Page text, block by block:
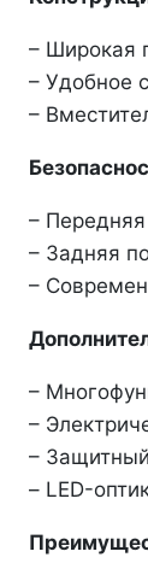
– Широкая
– Удобное
–
–
– Задняя
–
–
–
–
– LED-